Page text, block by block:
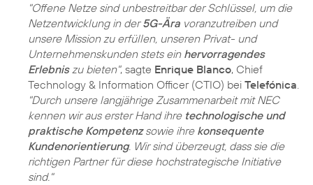
"Offene Netze sind unbestreitbar der Schlüssel, um die
Netzentwicklung in der5G-Ära voranzutreiben und
unsere Mission zu erfüllen, unseren Privat- und
Unternehmenskunden stets ein hervorragendes
Erlebniszu bieten", sagte Enrique Blanco, Chief
Technology & Information Officer (CTIO) bei Telefónica.
"Durch unsere langjährige Zusammenarbeit mit NEC
kennen wir aus erster Hand ihre technologische und
praktische Kompetenzsowie ihre konsequente
Kundenorientierung. Wir sind überzeugt, dass sie die
richtigen Partner für diese hochstrategische Initiative
sind."